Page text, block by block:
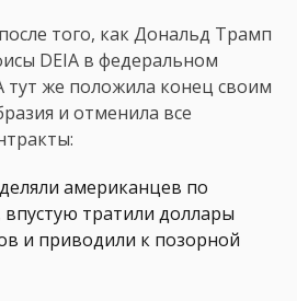
того, как Дональд Трамп
DEIA в федеральном
тут же положила конец своим
и отменила все
американцев по
тратили доллары
и приводили к позорной